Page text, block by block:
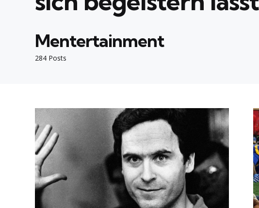
284 Posts
Mentertainment